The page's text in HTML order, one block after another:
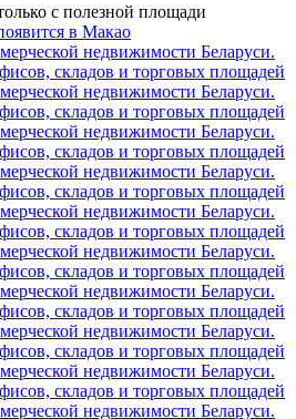
с полезной площади
в Макао
недвижимости Беларуси.
складов и торговых площадей
недвижимости Беларуси.
складов и торговых площадей
недвижимости Беларуси.
складов и торговых площадей
недвижимости Беларуси.
складов и торговых площадей
недвижимости Беларуси.
складов и торговых площадей
недвижимости Беларуси.
складов и торговых площадей
недвижимости Беларуси.
складов и торговых площадей
недвижимости Беларуси.
складов и торговых площадей
недвижимости Беларуси.
складов и торговых площадей
недвижимости Беларуси.